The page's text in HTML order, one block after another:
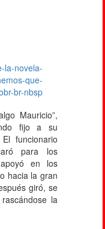
Mauricio”,
fijo a su
funcionario
para los
en los
hacia la gran
giró, se
la